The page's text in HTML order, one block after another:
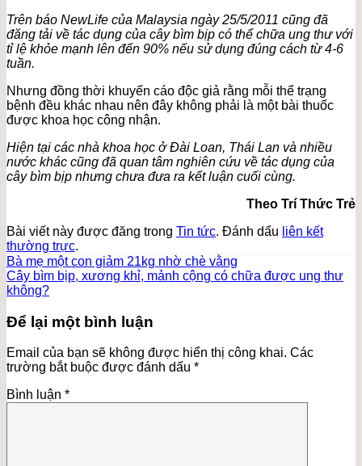
Trên báo NewLife của Malaysia ngày 25/5/2011 cũng đã
đăng tải về tác dụng của cây bìm bịp có thể chữa ung thư với
tỉ lệ khỏe mạnh lên đến 90% nếu sử dụng đúng cách từ 4-6
tuần.
Nhưng đồng thời khuyến cáo độc giả rằng mỗi thể trạng
bệnh đều khác nhau nên đây không phải là một bài thuốc
được khoa học công nhận.
Hiện tại các nhà khoa học ở Đài Loan, Thái Lan và nhiều
nước khác cũng đã quan tâm nghiên cứu về tác dụng của
cây bìm bịp nhưng chưa đưa ra kết luận cuối cùng.
Theo Trí Thức Trẻ
Bài viết này được đăng trong Tin tức. Đánh dấu liên kết
thường trực.
Bà mẹ một con giảm 21kg nhờ chè vằng
Cây bìm bịp, xương khỉ, mảnh cộng có chữa được ung thư
không?
Để lại một bình luận
Email của bạn sẽ không được hiển thị công khai. Các
trường bắt buộc được đánh dấu *
Bình luận *